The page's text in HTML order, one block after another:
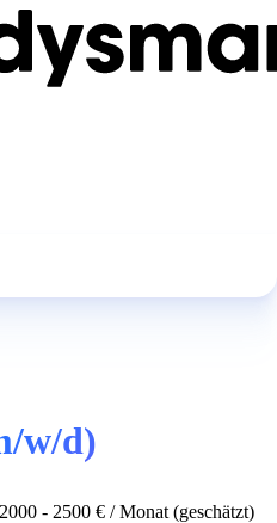
w/d)
2000 - 2500 € / Monat (geschätzt)